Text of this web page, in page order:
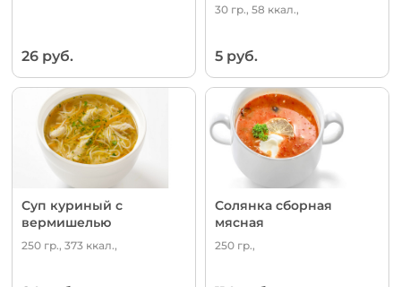
26 руб.
30 гр., 58 ккал.,
5 руб.
Суп куриный с
вермишелью
250 гр., 373 ккал.,
Солянка сборная
мясная
250 гр.,